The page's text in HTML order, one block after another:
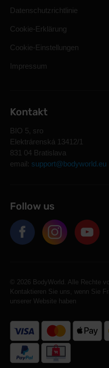
Datenschutzrichtlinie
Cookie-Erklärung
Cookie-Einstellungen
Impressum
Kontakt
BIO 5, sro
Elektrárenská 13412/1
831 04 Bratislava
email: support@bodyworld.eu
Follow us
© 2026 BodyWorld. Alle Rechte
Kontaktieren Sie uns, wenn Sie
unserer Website haben